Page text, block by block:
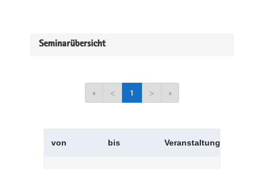
Seminarübersicht
« < 1 > »
von bis Veranstaltungskürzel